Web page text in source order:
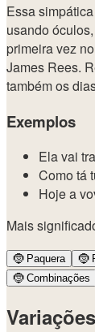
Essa
usando
primeira vez
James Rees.
também os
Exemplos
Ela vai
Como tá
Hoje a
Mais
🤶Paquera 🤶
🤶Combinações
Variações